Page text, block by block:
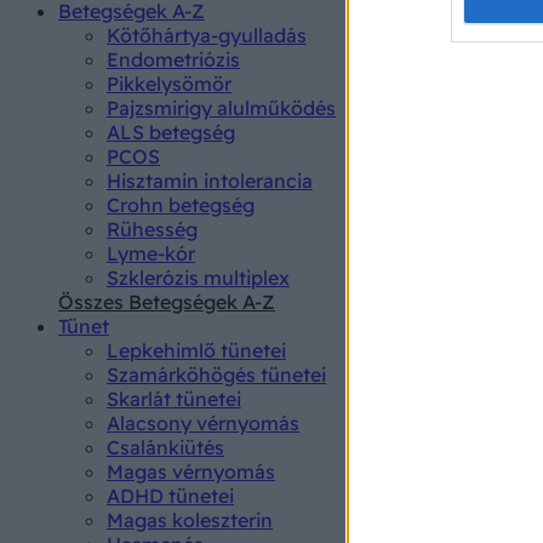
Betegségek A-Z
Kötőhártya-gyulladás
Endometriózis
Pikkelysömör
Pajzsmirigy alulműködés
ALS betegség
PCOS
Hisztamin intolerancia
Crohn betegség
Rühesség
Lyme-kór
Szklerózis multiplex
Összes Betegségek A-Z
Tünet
Lepkehimlő tünetei
Szamárköhögés tünetei
Skarlát tünetei
Alacsony vérnyomás
Csalánkiütés
Magas vérnyomás
ADHD tünetei
Magas koleszterin